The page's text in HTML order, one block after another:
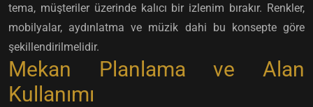
tema, müşteriler üzerinde kalıcı bir izlenim bırakır. Renkler,
mobilyalar, aydınlatma ve müzik dahi bu konsepte göre
şekillendirilmelidir.
Mekan Planlama ve Alan
Kullanımı